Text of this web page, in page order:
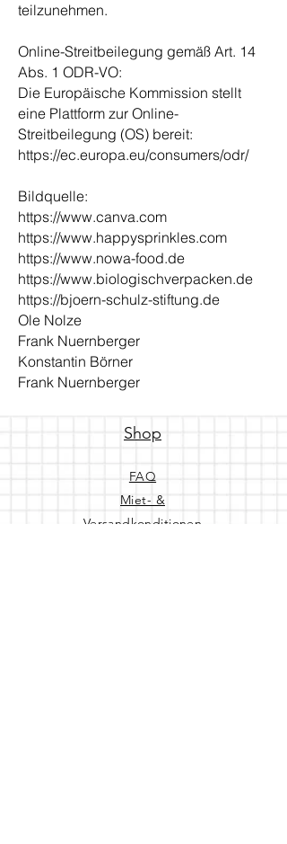
teilzunehmen.
Online-Streitbeilegung gemäß Art. 14
Abs. 1 ODR-VO:
Die Europäische Kommission stellt
eine Plattform zur Online-
Streitbeilegung (OS) bereit:
https://ec.europa.eu/consumers/odr/
Bildquelle:
https://www.canva.com
https://www.happysprinkles.com
https://www.nowa-food.de
https://www.biologischverpacken.de
https://bjoern-schulz-stiftung.de
Ole Nolze
Frank Nuernberger
Konstantin Börner
Frank Nuernberger
Shop
FAQ
Miet- &
Versandkonditionen